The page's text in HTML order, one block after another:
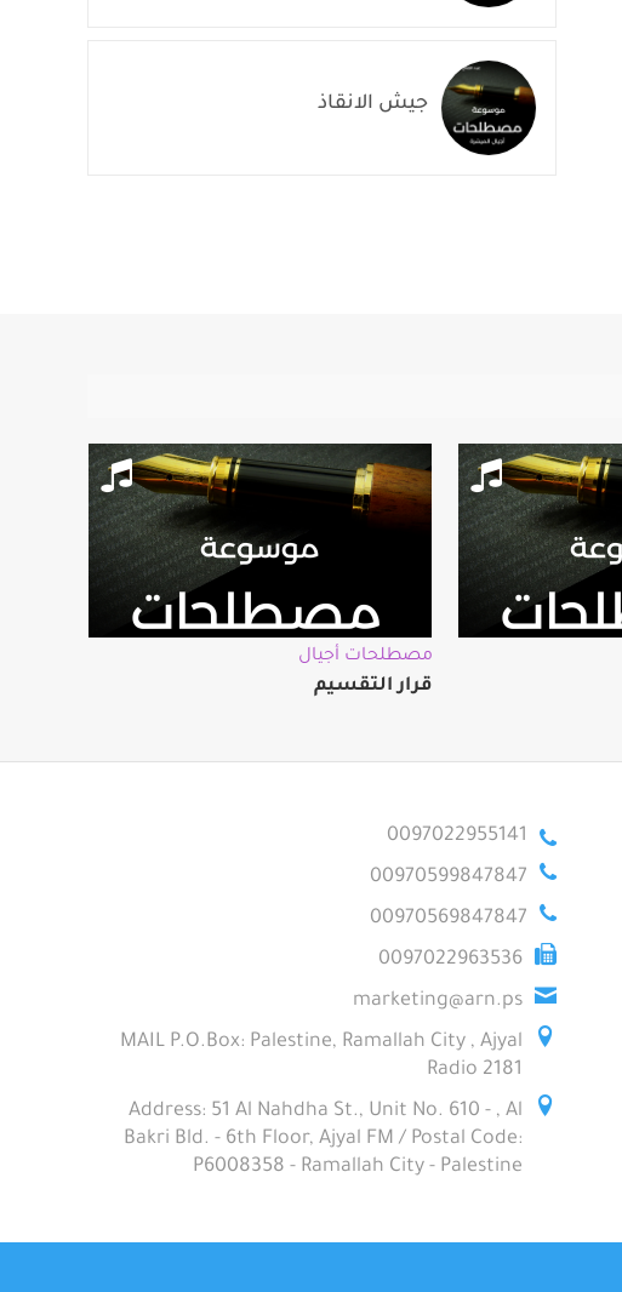
جيش الانقاذ
مصطلحات أجيال
قرار التقسيم
0097022955141
00970599847847
00970569847847
0097022963536
marketing@arn.ps
MAIL P.O.Box: Palestine, Ramallah City , Ajyal
Radio 2181
Address: 51 Al Nahdha St., Unit No. 610 - , Al
Bakri Bld. - 6th Floor, Ajyal FM / Postal Code:
P6008358 - Ramallah City - Palestine